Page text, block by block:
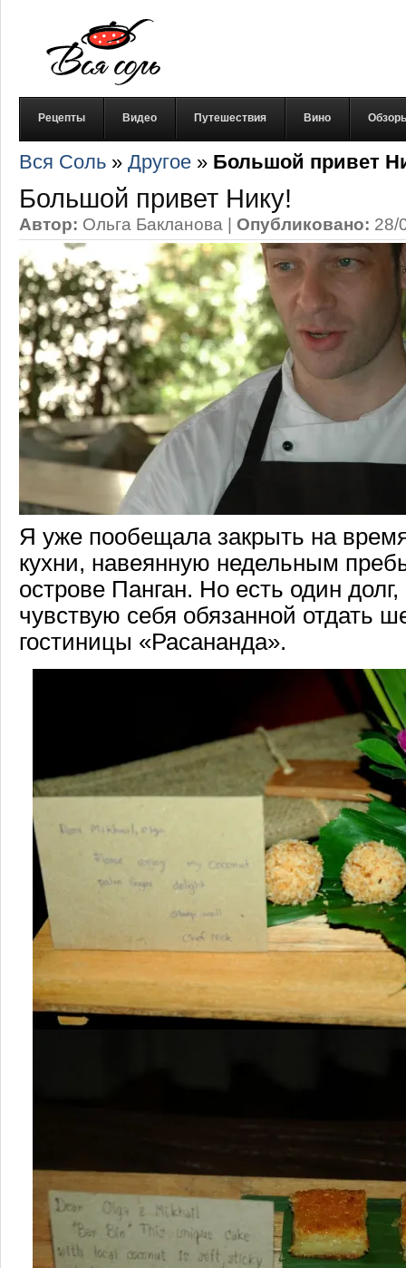
Рецепты Видео Путешествия Вино
Вся Соль » Другое » Большой привет
Большой привет Нику!
Автор: Ольга Бакланова | Опубликовано: 28/
Я уже пообещала закрыть на
кухни, навеянную недельным
острове Панган. Но есть один
чувствую себя обязанной отдать
гостиницы «Расананда».